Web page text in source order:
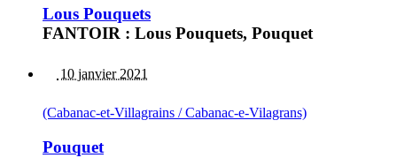
Lous Pouquets
FANTOIR : Lous Pouquets, Pouquet
10 janvier 2021
(Cabanac-et-Villagrains / Cabanac-e-Vilagrans)
Pouquet